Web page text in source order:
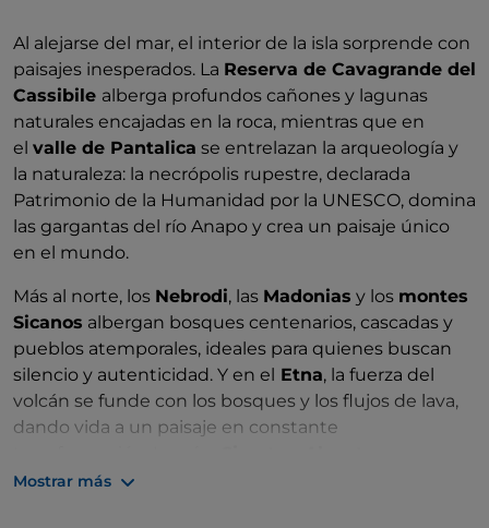
Al alejarse del mar, el interior de la isla sorprende con
paisajes inesperados. La Reserva de Cavagrande del
Cassibile alberga profundos cañones y lagunas
naturales encajadas en la roca, mientras que en
el valle de Pantalica se entrelazan la arqueología y
la naturaleza: la necrópolis rupestre, declarada
Patrimonio de la Humanidad por la UNESCO, domina
las gargantas del río Anapo y crea un paisaje único
en el mundo.
Más al norte, los Nebrodi, las Madonias y los montes
Sicanos albergan bosques centenarios, cascadas y
pueblos atemporales, ideales para quienes buscan
silencio y autenticidad. Y en el Etna, la fuerza del
volcán se funde con los bosques y los flujos de lava,
dando vida a un paisaje en constante
espectaculares gargantas, completan el panorama
Mostrar más